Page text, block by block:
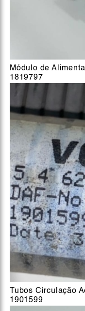
Módulo de
1819797
Tubos Circulação
1901599